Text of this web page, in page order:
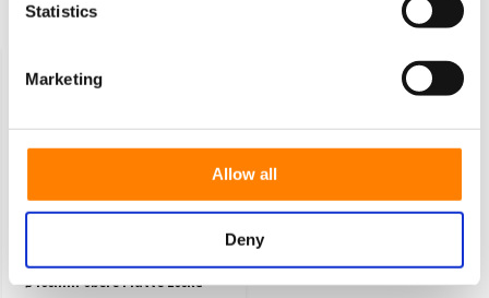
Statistics
Marketing
Allow all
Deny
Zuletzt angesehen
Lenkradgabel mit Bremse
Ø100mm obere Platte 200KG